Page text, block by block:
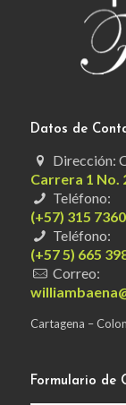
Datos de
Dirección:
Carrera 1 No.
Teléfono:
(+57) 315
Teléfono:
(+57 5) 665
Correo:
Cartagena –
Formulario de